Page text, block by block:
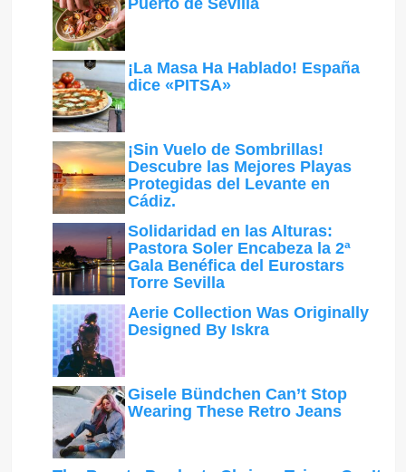
¡La Masa Ha Hablado! España
dice «PITSA»
¡Sin Vuelo de Sombrillas!
Descubre las Mejores Playas
Protegidas del Levante en
Cádiz.
Solidaridad en las Alturas:
Pastora Soler Encabeza la 2ª
Gala Benéfica del Eurostars
Torre Sevilla
Aerie Collection Was Originally
Designed By Iskra
Gisele Bündchen Can’t Stop
Wearing These Retro Jeans